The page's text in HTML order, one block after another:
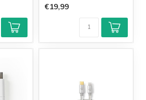
€19,99